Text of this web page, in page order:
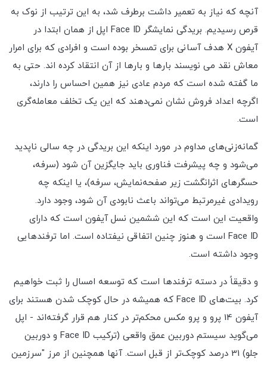
آنچه که نیاز به تعمیر داشت برطرف شد، به این ترتیب از نوک به
قرص رسیدیم. بریدگی نمایشگر Face ID اپل از همان ابتدا در
آیفون X هدف آسانی برای تمسخر بوده است و افرادی که برای امرار
معاش نقد می نویسند بارها و بارها از آن انتقاد کرده اند. حتی به
ما گفته شده است که مردم عادی نیز همین احساس را دارند،
اگرچه اعداد فروش نشان نمی‌دهند که این یک تخلف معامله‌گری
است.
گمانه‌زنی‌های مداوم در مورد اینکه این بریدگی در چه سالی ناپدید
می‌شود و چه پیشرفت فناوری باید جایگزین آن شود (سرفه،
حسگرهای اثرانگشت زیر صفحه‌نمایش، سرفه)، یا اینکه چه
رویدادی غیرمرتبط می‌تواند باعث نابودی آن شود، وجود دارد.
واقعیت این است که این ششمین نسل آیفون است که دارای
Face ID است و هنوز چنین اتفاقی نیفتاده است. اما ترفندهایی
وجود داشته است.
و دقیقاً در دسته ترفندها است که توسعه امسال را ثبت خواهیم
کرد. بیت‌های Face ID که همیشه در حال کوچک شدن هستند برای
آیفون 14 پرو و پرو مکس محکم‌تر در کنار هم قرار گرفته‌اند - اپل
می‌گوید سیستم دوربین عمق واقعی (ترکیب Face ID و دوربین
جلو) 31 درصد کوچک‌تر از قبل است. آنها همچنین از مرز "سرزمین